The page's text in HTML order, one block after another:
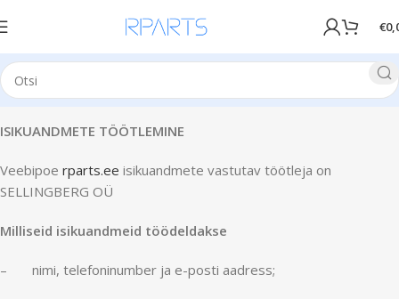
€
ISIKUANDMETE TÖÖTLEMINE
Veebipoe rparts.ee isikuandmete vastutav töötleja on
SELLINGBERG OÜ
Milliseid isikuandmeid töödeldakse
– nimi, telefoninumber ja e-posti aadress;